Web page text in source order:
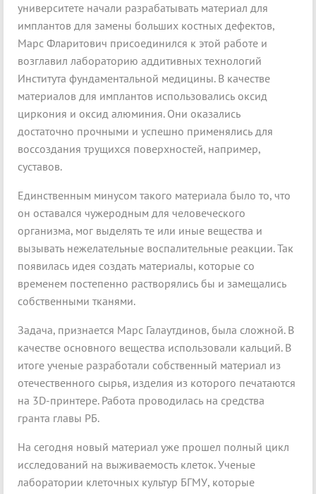
университете начали разрабатывать материал для
имплантов для замены больших костных дефектов,
Марс Фларитович присоединился к этой работе и
возглавил лабораторию аддитивных технологий
Института фундаментальной медицины. В качестве
материалов для имплантов использовались оксид
циркония и оксид алюминия. Они оказались
достаточно прочными и успешно применялись для
воссоздания трущихся поверхностей, например,
суставов.
Единственным минусом такого материала было то, что
он оставался чужеродным для человеческого
организма, мог выделять те или иные вещества и
вызывать нежелательные воспалительные реакции. Так
появилась идея создать материалы, которые со
временем постепенно растворялись бы и замещались
собственными тканями.
Задача, признается Марс Галаутдинов, была сложной. В
качестве основного вещества использовали кальций. В
итоге ученые разработали собственный материал из
отечественного сырья, изделия из которого печатаются
на 3D-принтере. Работа проводилась на средства
гранта главы РБ.
На сегодня новый материал уже прошел полный цикл
исследований на выживаемость клеток. Ученые
лаборатории клеточных культур БГМУ, которые